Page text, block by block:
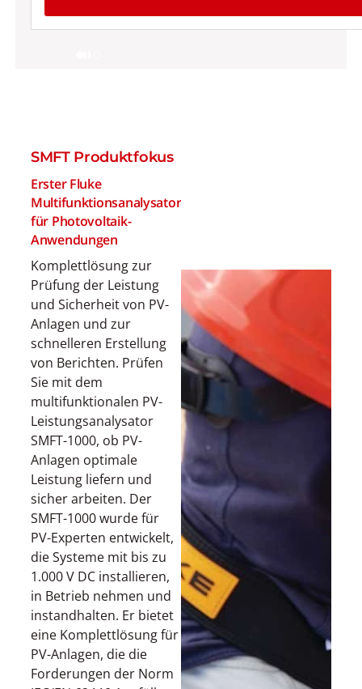
SMFT Produktfokus
Erster Fluke
Multifunktionsanalysator
für Photovoltaik-
Anwendungen
Komplettlösung zur
Prüfung der Leistung
und Sicherheit von PV-
Anlagen und zur
schnelleren Erstellung
von Berichten. Prüfen
Sie mit dem
multifunktionalen PV-
Leistungsanalysator
SMFT-1000, ob PV-
Anlagen optimale
Leistung liefern und
sicher arbeiten. Der
SMFT-1000 wurde für
PV-Experten entwickelt,
die Systeme mit bis zu
1.000 V DC installieren,
in Betrieb nehmen und
instandhalten. Er bietet
eine Komplettlösung für
PV-Anlagen, die die
Forderungen der Norm